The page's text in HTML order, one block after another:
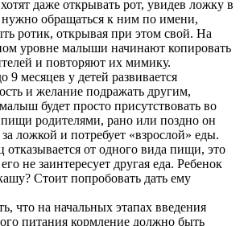
даже открывать рот, увидев ложку в
нужно обращаться к ним по имени,
ротик, открывая при этом свой. На
уровне малыши начинают копировать
и повторяют их мимику.
9 месяцев у детей развивается
и желание подражать другим,
будет просто присутствовать во
родителями, рано или поздно он
ложкой и потребует «взрослой» еды.
отказывается от одного вида пищи, это
не заинтересует другая еда. Ребенок
Стоит попробовать дать ему
что на начальных этапах введения
питания кормление должно быть